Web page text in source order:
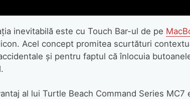
inevitabilă este cu Touch Bar-ul de pe
Acel concept promitea scurtături
și pentru faptul că înlocuia
al lui Turtle Beach Command Series